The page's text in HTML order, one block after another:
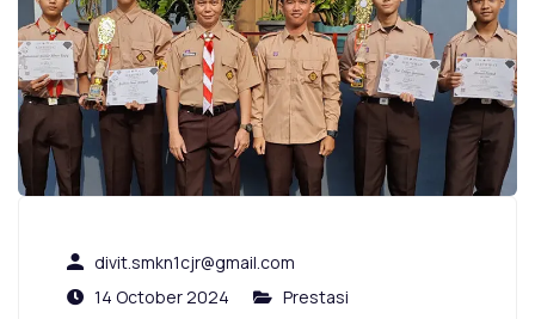
divit.smkn1cjr@gmail.com
14 October 2024
Prestasi